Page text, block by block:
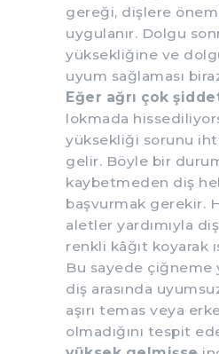
gereği, dişlere
uygulanır. Dolgu
yüksekliğine ve
uyum sağlaması
Eğer ağrı çok
lokmada
yüksekliği sorunu
gelir. Böyle bir
kaybetmeden diş
başvurmak gerekir.
aletler yardımıyla
renkli kâğıt koyarak
Bu sayede çiğneme
diş arasında
aşırı temas veya
olmadığını tespit